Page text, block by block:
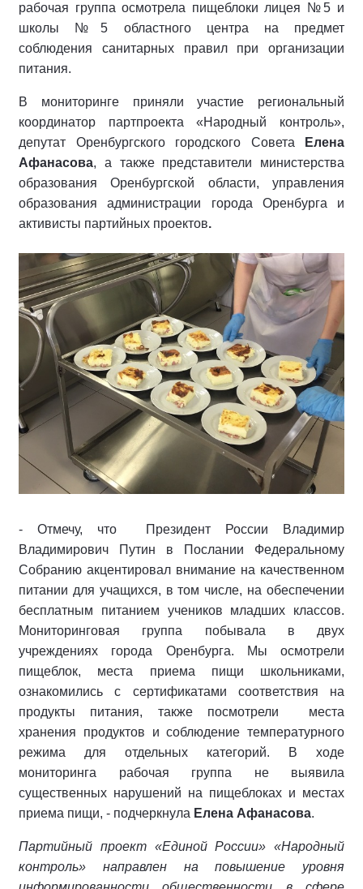
рабочая группа осмотрела пищеблоки лицея №5 и
школы №5 областного центра на предмет
соблюдения санитарных правил при организации
питания.
В мониторинге приняли участие региональный
координатор партпроекта «Народный контроль»,
депутат Оренбургского городского Совета
Елена
Афанасова, а также представители министерства
образования Оренбургской области, управления
образования администрации города Оренбурга и
активисты партийных проектов.
- Отмечу, что Президент России Владимир
Владимирович Путин в Послании Федеральному
Собранию акцентировал внимание на качественном
питании для учащихся, в том числе, на обеспечении
бесплатным питанием учеников младших классов.
Мониторинговая группа побывала в двух
учреждениях города Оренбурга. Мы осмотрели
пищеблок, места приема пищи школьниками,
ознакомились с сертификатами соответствия на
продукты питания, также посмотрели места
хранения продуктов и соблюдение температурного
режима для отдельных категорий. В ходе
мониторинга рабочая группа не выявила
существенных нарушений на пищеблоках и местах
приема пищи, - подчеркнула Елена Афанасова.
Партийный проект «Единой России» «Народный
контроль» направлен на повышение уровня